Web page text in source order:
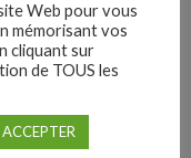
Web pour vous
mémorisant vos
cliquant sur
de TOUS les
ACCEPTER